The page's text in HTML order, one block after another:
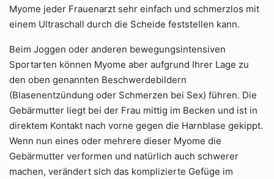
Myome jeder Frauenarzt sehr einfach und schmerzlos mit
einem Ultraschall durch die Scheide feststellen kann.
Beim Joggen oder anderen bewegungsintensiven
Sportarten können Myome aber aufgrund Ihrer Lage zu
den oben genannten Beschwerdebildern
(Blasenentzündung oder Schmerzen bei Sex) führen. Die
Gebärmutter liegt bei der Frau mittig im Becken und ist in
direktem Kontakt nach vorne gegen die Harnblase gekippt.
Wenn nun eines oder mehrere dieser Myome die
Gebärmutter verformen und natürlich auch schwerer
machen, verändert sich das komplizierte Gefüge im